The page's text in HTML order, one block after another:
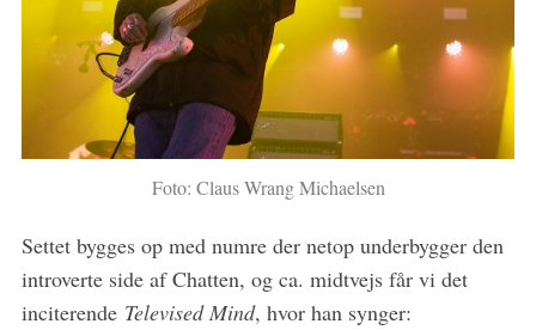
Foto: Claus Wrang Michaelsen
Settet bygges op med numre der netop underbygger den
introverte side af Chatten, og ca. midtvejs får vi det
inciterende Televised Mind, hvor han synger: